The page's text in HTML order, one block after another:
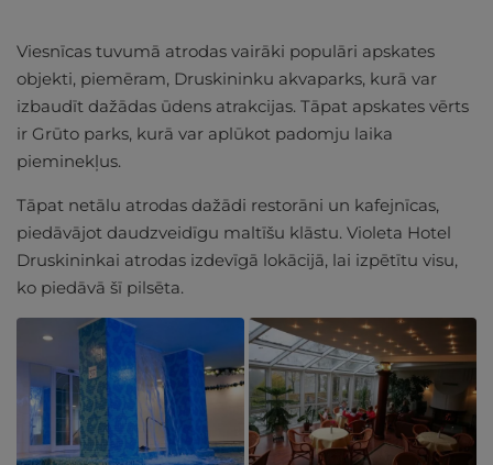
Viesnīcas tuvumā atrodas vairāki populāri apskates
objekti, piemēram, Druskininku akvaparks, kurā var
izbaudīt dažādas ūdens atrakcijas. Tāpat apskates vērts
ir Grūto parks, kurā var aplūkot padomju laika
pieminekļus.
Tāpat netālu atrodas dažādi restorāni un kafejnīcas,
piedāvājot daudzveidīgu maltīšu klāstu. Violeta Hotel
Druskininkai atrodas izdevīgā lokācijā, lai izpētītu visu,
ko piedāvā šī pilsēta.